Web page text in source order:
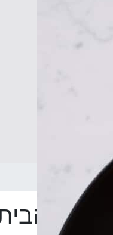
הבית